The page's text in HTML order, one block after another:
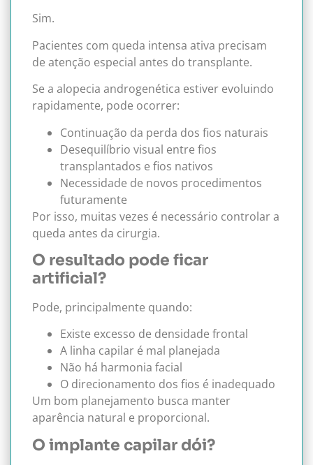
Sim.
Pacientes com queda intensa ativa precisam
de atenção especial antes do transplante.
Se a alopecia androgenética estiver evoluindo
rapidamente, pode ocorrer:
Continuação da perda dos fios naturais
Desequilíbrio visual entre fios
transplantados e fios nativos
Necessidade de novos procedimentos
futuramente
Por isso, muitas vezes é necessário controlar a
queda antes da cirurgia.
O resultado pode ficar
artificial?
Pode, principalmente quando:
Existe excesso de densidade frontal
A linha capilar é mal planejada
Não há harmonia facial
O direcionamento dos fios é inadequado
Um bom planejamento busca manter
aparência natural e proporcional.
O implante capilar dói?